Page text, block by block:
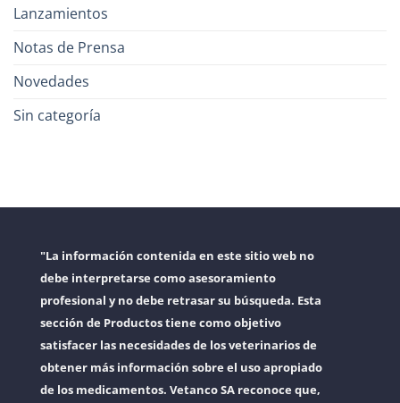
Lanzamientos
Notas de Prensa
Novedades
Sin categoría
"La información contenida en este sitio web no
debe interpretarse como asesoramiento
profesional y no debe retrasar su búsqueda. Esta
sección de Productos tiene como objetivo
satisfacer las necesidades de los veterinarios de
obtener más información sobre el uso apropiado
de los medicamentos. Vetanco SA reconoce que,